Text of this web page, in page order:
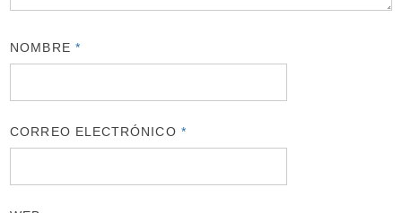
NOMBRE *
CORREO ELECTRÓNICO *